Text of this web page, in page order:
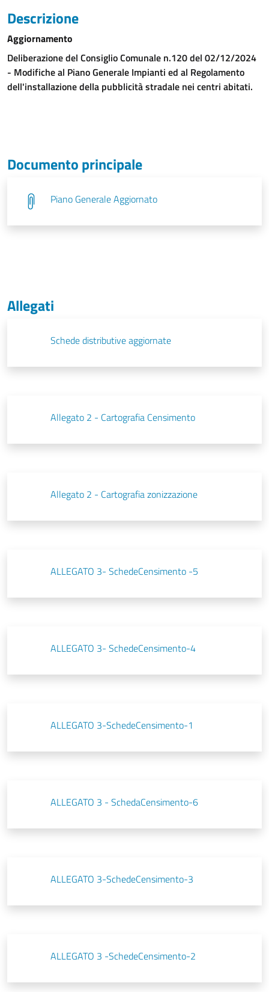
Descrizione
Aggiornamento
Deliberazione del Consiglio Comunale n.120 del 02/12/2024
- Modifiche al Piano Generale Impianti ed al Regolamento
dell'installazione della pubblicità stradale nei centri abitati.
Documento principale
Piano Generale Aggiornato
Allegati
Schede distributive aggiornate
Allegato 2 - Cartografia Censimento
Allegato 2 - Cartografia zonizzazione
ALLEGATO 3- SchedeCensimento -5
ALLEGATO 3- SchedeCensimento-4
ALLEGATO 3-SchedeCensimento-1
ALLEGATO 3 - SchedaCensimento-6
ALLEGATO 3-SchedeCensimento-3
ALLEGATO 3 -SchedeCensimento-2